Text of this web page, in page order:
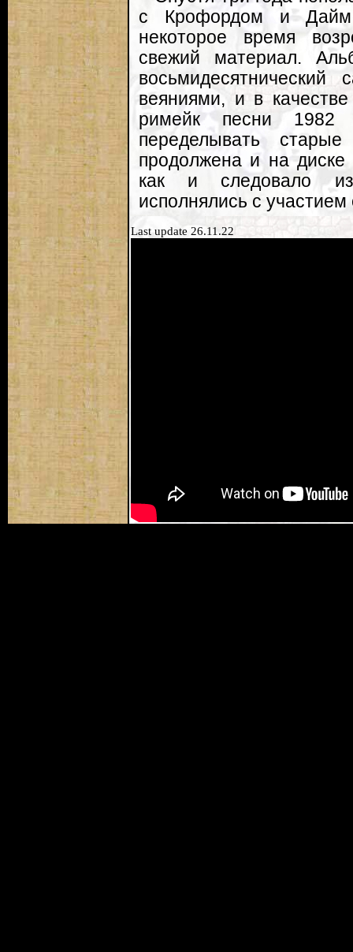
с Крофордом и
некоторое время
свежий материал.
веяниями, и в
римейк песни
переделывать
продолжена и на диске
как и следовало
исполнялись с участием
Last update 26.11.22